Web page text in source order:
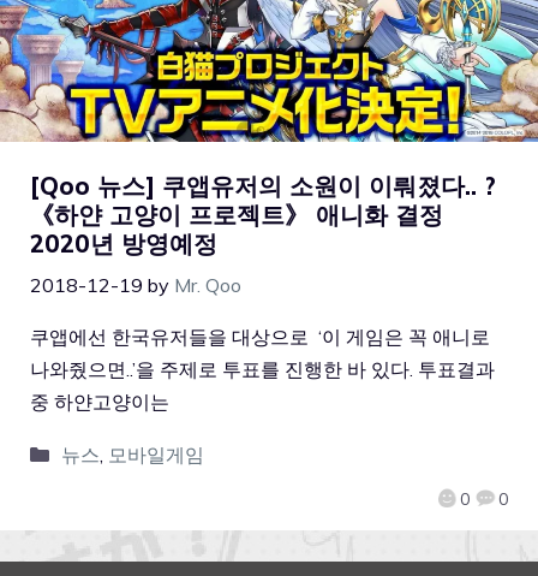
[Qoo 뉴스] 쿠앱유저의 소원이 이뤄졌다.. ?
《하얀 고양이 프로젝트》 애니화 결정
2020년 방영예정
2018-12-19 by Mr. Qoo
0 0
쿠앱에선 한국유저들을 대상으로 ‘이 게임은 꼭 애니로
나와줬으면..’을 주제로 투표를 진행한 바 있다. 투표결과
중 하얀고양이는
뉴스 모바일게임